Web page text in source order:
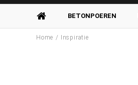
BETONPOEREN
Home / Inspiratie